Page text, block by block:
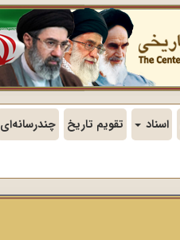
اسناد تقویم تاریخ چندرسانه‌ای